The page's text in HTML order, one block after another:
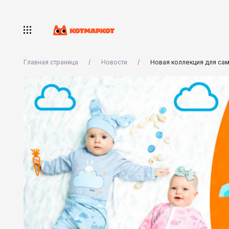
Главная страница Новости Новая коллекция для